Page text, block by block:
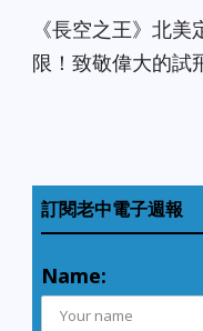
《長空之王》北
限！致敬偉大的試
訂閱老中電子週報
Name: